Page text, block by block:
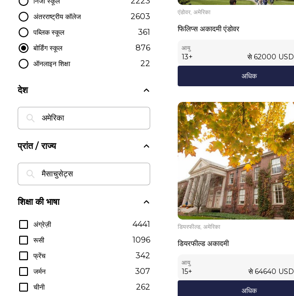
अंतरराष्ट्रीय कॉलेज 2603
पब्लिक स्कूल 361
बोर्डिंग स्कूल 876
ऑनलाइन शिक्षा 22
देश
प्रांत / राज्य
शिक्षा की भाषा
अंग्रेज़ी 4441
रूसी 1096
फ्रेंच 342
जर्मन 307
चीनी 262
एंडोवर, अमेरिका
फिलिप्स अकादमी एंडोवर
आयु
13+ से 62000 USD
अधिक
डियरफील्ड, अमेरिका
डियरफील्ड अकादमी
आयु
15+ से 64640 USD
अधिक